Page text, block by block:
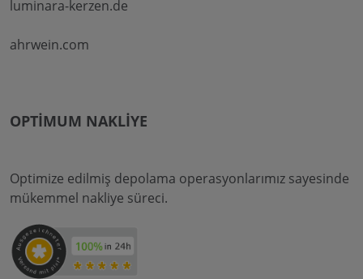
luminara-kerzen.de
ahrwein.com
OPTIMUM NAKLIYE
Optimize edilmiş depolama operasyonlarımız sayesinde
mükemmel nakliye süreci.